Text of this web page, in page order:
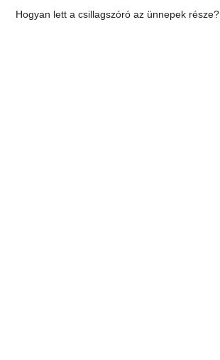
Hogyan lett a csillagszóró az ünnepek része?